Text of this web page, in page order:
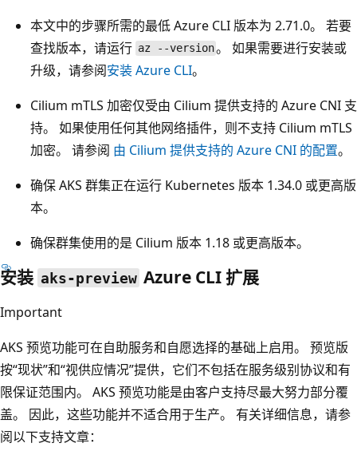
本文中的步骤所需的最低 Azure CLI 版本为 2.71.0。 若要
查找版本，请运行 az --version。 如果需要进行安装或
升级，请参阅安装 Azure CLI。
Cilium mTLS 加密仅受由 Cilium 提供支持的 Azure CNI 支
持。 如果使用任何其他网络插件，则不支持 Cilium mTLS
加密。 请参阅 由 Cilium 提供支持的 Azure CNI 的配置。
确保 AKS 群集正在运行 Kubernetes 版本 1.34.0 或更高版
本。
确保群集使用的是 Cilium 版本 1.18 或更高版本。
安装 aks-preview Azure CLI 扩展
Important
AKS 预览功能可在自助服务和自愿选择的基础上启用。 预览版
按“现状”和“视供应情况”提供，它们不包括在服务级别协议和有
限保证范围内。 AKS 预览功能是由客户支持尽最大努力部分覆
盖。 因此，这些功能并不适合用于生产。 有关详细信息，请参
阅以下支持文章：